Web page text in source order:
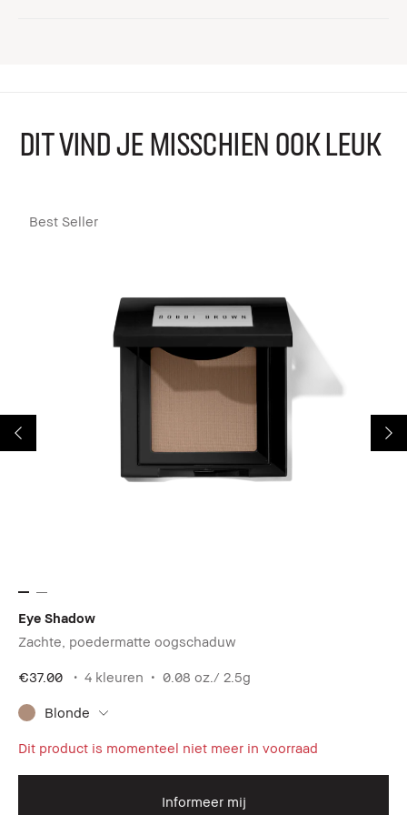
DIT VIND JE MISSCHIEN OOK LEUK
Best Seller
Eye Shadow
Zachte, poedermatte oogschaduw
€37.00 4 kleuren 0.08 oz./ 2.5g
Blonde
Dit product is momenteel niet meer in voorraad
Informeer mij